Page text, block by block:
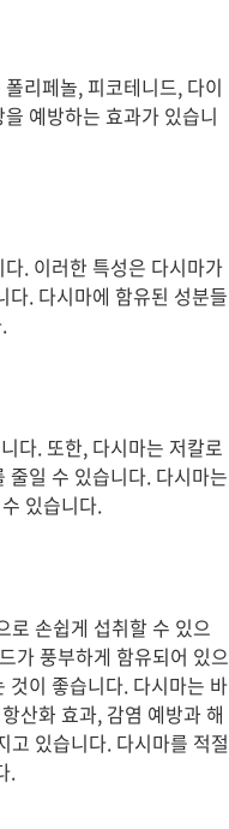
리페놀, 피코테니드, 다이
예방하는 효과가 있습니
. 이러한 특성은 다시마가
다. 다시마에 함유된 성분들
다. 또한, 다시마는 저칼로
줄일 수 있습니다. 다시마는
있습니다.
로 손쉽게 섭취할 수 있으
가 풍부하게 함유되어 있으
것이 좋습니다. 다시마는 바
산화 효과, 감염 예방과 해
고 있습니다. 다시마를 적절
.